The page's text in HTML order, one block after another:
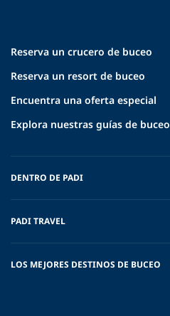
Reserva un crucero de buceo
Reserva un resort de buceo
Encuentra una oferta especial
Explora nuestras guías de buceo
DENTRO DE PADI
PADI TRAVEL
LOS MEJORES DESTINOS DE BUCEO